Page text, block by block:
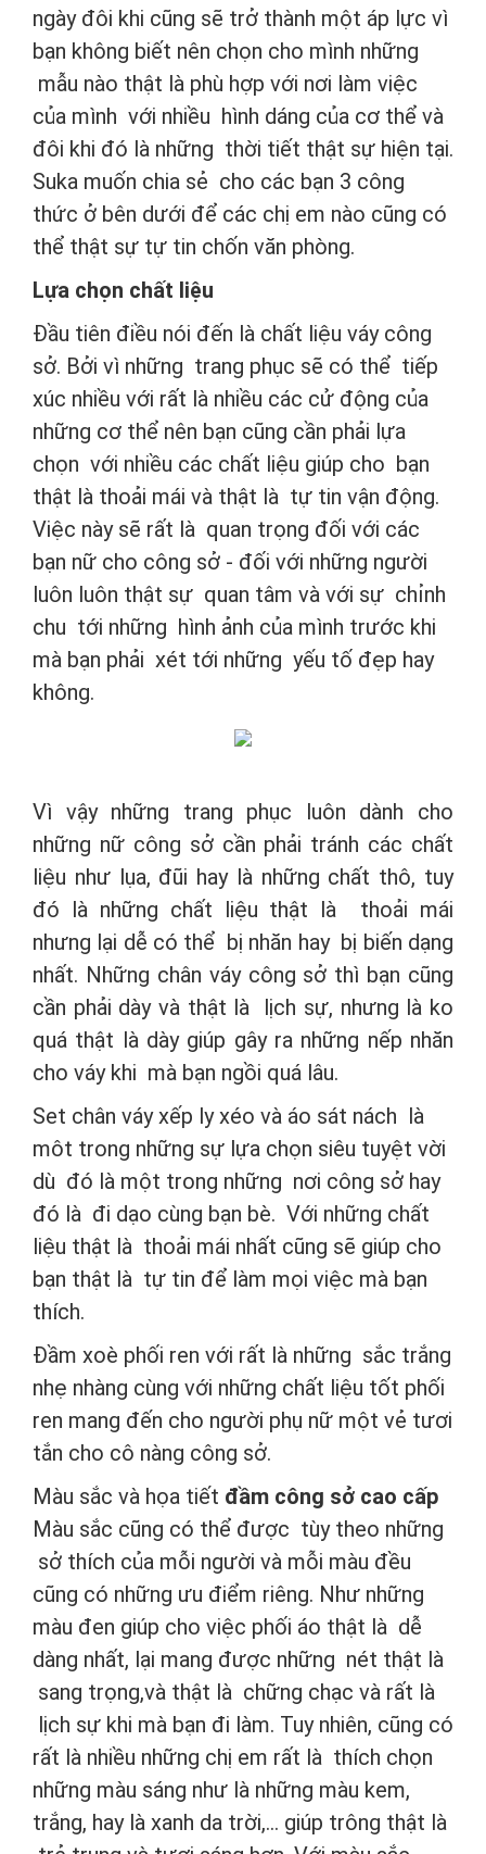
ngày đôi khi cũng sẽ trở thành một áp lực vì
bạn không biết nên chọn cho mình những
mẫu nào thật là phù hợp với nơi làm việc
của mình với nhiều hình dáng của cơ thể và
đôi khi đó là những thời tiết thật sự hiện tại.
Suka muốn chia sẻ cho các bạn 3 công
thức ở bên dưới để các chị em nào cũng có
thể thật sự tự tin chốn văn phòng.
Lựa chọn chất liệu
Đầu tiên điều nói đến là chất liệu váy công
sở. Bởi vì những trang phục sẽ có thể tiếp
xúc nhiều với rất là nhiều các cử động của
những cơ thể nên bạn cũng cần phải lựa
chọn với nhiều các chất liệu giúp cho bạn
thật là thoải mái và thật là tự tin vận động.
Việc này sẽ rất là quan trọng đối với các
bạn nữ cho công sở - đối với những người
luôn luôn thật sự quan tâm và với sự chỉnh
chu tới những hình ảnh của mình trước khi
mà bạn phải xét tới những yếu tố đẹp hay
không.
Vì vậy những trang phục luôn dành cho
những nữ công sở cần phải tránh các chất
liệu như lụa, đũi hay là những chất thô, tuy
đó là những chất liệu thật là thoải mái
nhưng lại dễ có thể bị nhăn hay bị biến dạng
nhất. Những chân váy công sở thì bạn cũng
cần phải dày và thật là lịch sự, nhưng là ko
quá thật là dày giúp gây ra những nếp nhăn
cho váy khi mà bạn ngồi quá lâu.
Set chân váy xếp ly xéo và áo sát nách là
môt trong những sự lựa chọn siêu tuyệt vời
dù đó là một trong những nơi công sở hay
đó là đi dạo cùng bạn bè. Với những chất
liệu thật là thoải mái nhất cũng sẽ giúp cho
bạn thật là tự tin để làm mọi việc mà bạn
thích.
Đầm xoè phối ren với rất là những sắc trắng
nhẹ nhàng cùng với những chất liệu tốt phối
ren mang đến cho người phụ nữ một vẻ tươi
tắn cho cô nàng công sở.
Màu sắc và họa tiết đầm công sở cao cấp
Màu sắc cũng có thể được tùy theo những
sở thích của mỗi người và mỗi màu đều
cũng có những ưu điểm riêng. Như những
màu đen giúp cho việc phối áo thật là dễ
dàng nhất, lại mang được những nét thật là
sang trọng,và thật là chững chạc và rất là
lịch sự khi mà bạn đi làm. Tuy nhiên, cũng có
rất là nhiều những chị em rất là thích chọn
những màu sáng như là những màu kem,
trắng, hay là xanh da trời,... giúp trông thật là